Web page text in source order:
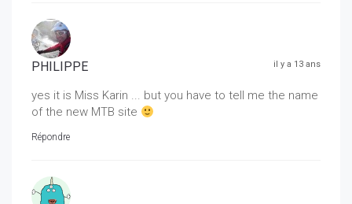
PHILIPPE il y a 13 ans
yes it is Miss Karin ... but you have to tell me the name
of the new MTB site
Répondre